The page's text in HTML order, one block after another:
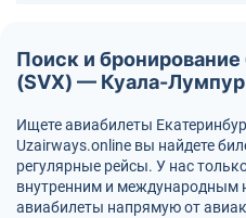
Поиск и бронирование
(SVX) — Куала-Лумпур
Ищете авиабилеты
Uzairways.online вы найдете
регулярные рейсы. У нас
внутренним и
авиабилеты напрямую от